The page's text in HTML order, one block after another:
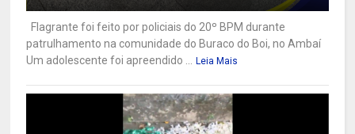
Flagrante foi feito por policiais do 20º BPM durante
patrulhamento na comunidade do Buraco do Boi, no Ambaí
Um adolescente foi apreendido ...
Leia Mais